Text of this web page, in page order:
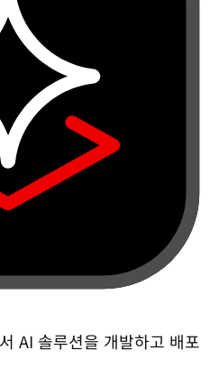
AI 솔루션을 개발하고 배포